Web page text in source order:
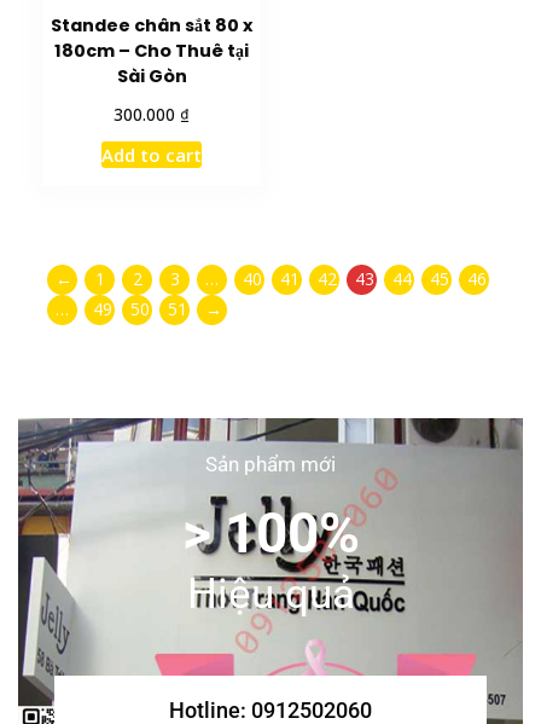
Standee chân sắt 80 x
180cm – Cho Thuê tại
Sài Gòn
300.000 ₫
Add to cart
← 1 2 3 … 40 41 42 43 44 45
46
…
49 50 51 →
Sản phẩm mới
> 100%
Hiệu quả
Hotline: 0912502060